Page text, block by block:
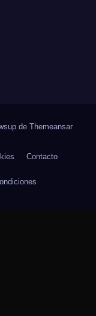
de Themeansar
Contacto